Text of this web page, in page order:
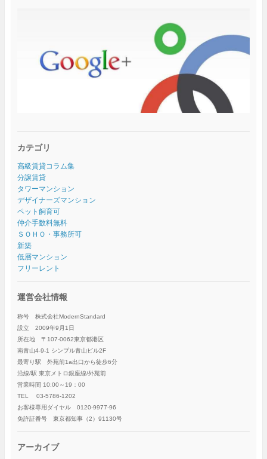
カテゴリ
高級賃貸コラム集
分譲賃貸
タワーマンション
デザイナーズマンション
ペット飼育可
仲介手数料無料
ＳＯＨＯ・事務所可
新築
低層マンション
フリーレント
運営会社情報
称号 株式会社ModernStandard
設立 2009年9月1日
所在地 〒107-0062東京都港区
南青山4-9-1 シンプル青山ビル2F
最寄り駅 外苑前1a出口から徒歩6分
沿線/駅 東京メトロ銀座線/外苑前
営業時間 10:00～19：00
TEL 03-5786-1202
お客様専用ダイヤル 0120-9977-96
免許証番号 東京都知事（2）91130号
アーカイブ